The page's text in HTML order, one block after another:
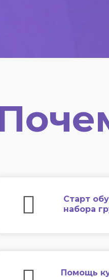
Старт
набора
Помощь